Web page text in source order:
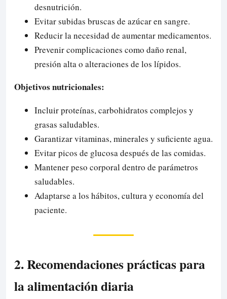
desnutrición.
Evitar subidas bruscas de azúcar en sangre.
Reducir la necesidad de aumentar medicamentos.
Prevenir complicaciones como daño renal,
presión alta o alteraciones de los lípidos.
Objetivos nutricionales:
Incluir proteínas, carbohidratos complejos y
grasas saludables.
Garantizar vitaminas, minerales y suficiente agua.
Evitar picos de glucosa después de las comidas.
Mantener peso corporal dentro de parámetros
saludables.
Adaptarse a los hábitos, cultura y economía del
paciente.
2. Recomendaciones prácticas para
la alimentación diaria